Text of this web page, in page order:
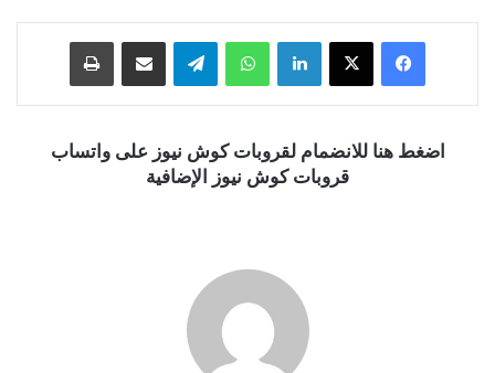
فيسبوك ‫X لينكدإن واتساب تيلقرام
اضغط هنا للانضمام لقروبات كوش نيوز على واتساب
قروبات كوش نيوز الإضافية